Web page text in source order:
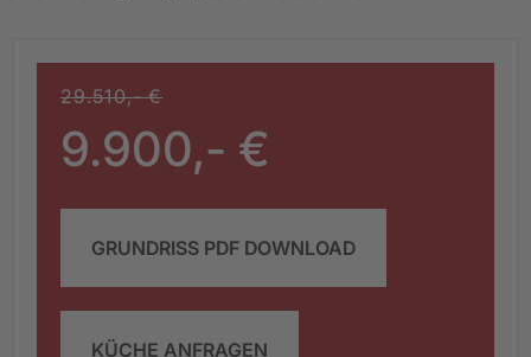
29.510,- €
9.900,- €
GRUNDRISS PDF DOWNLOAD
KÜCHE ANFRAGEN